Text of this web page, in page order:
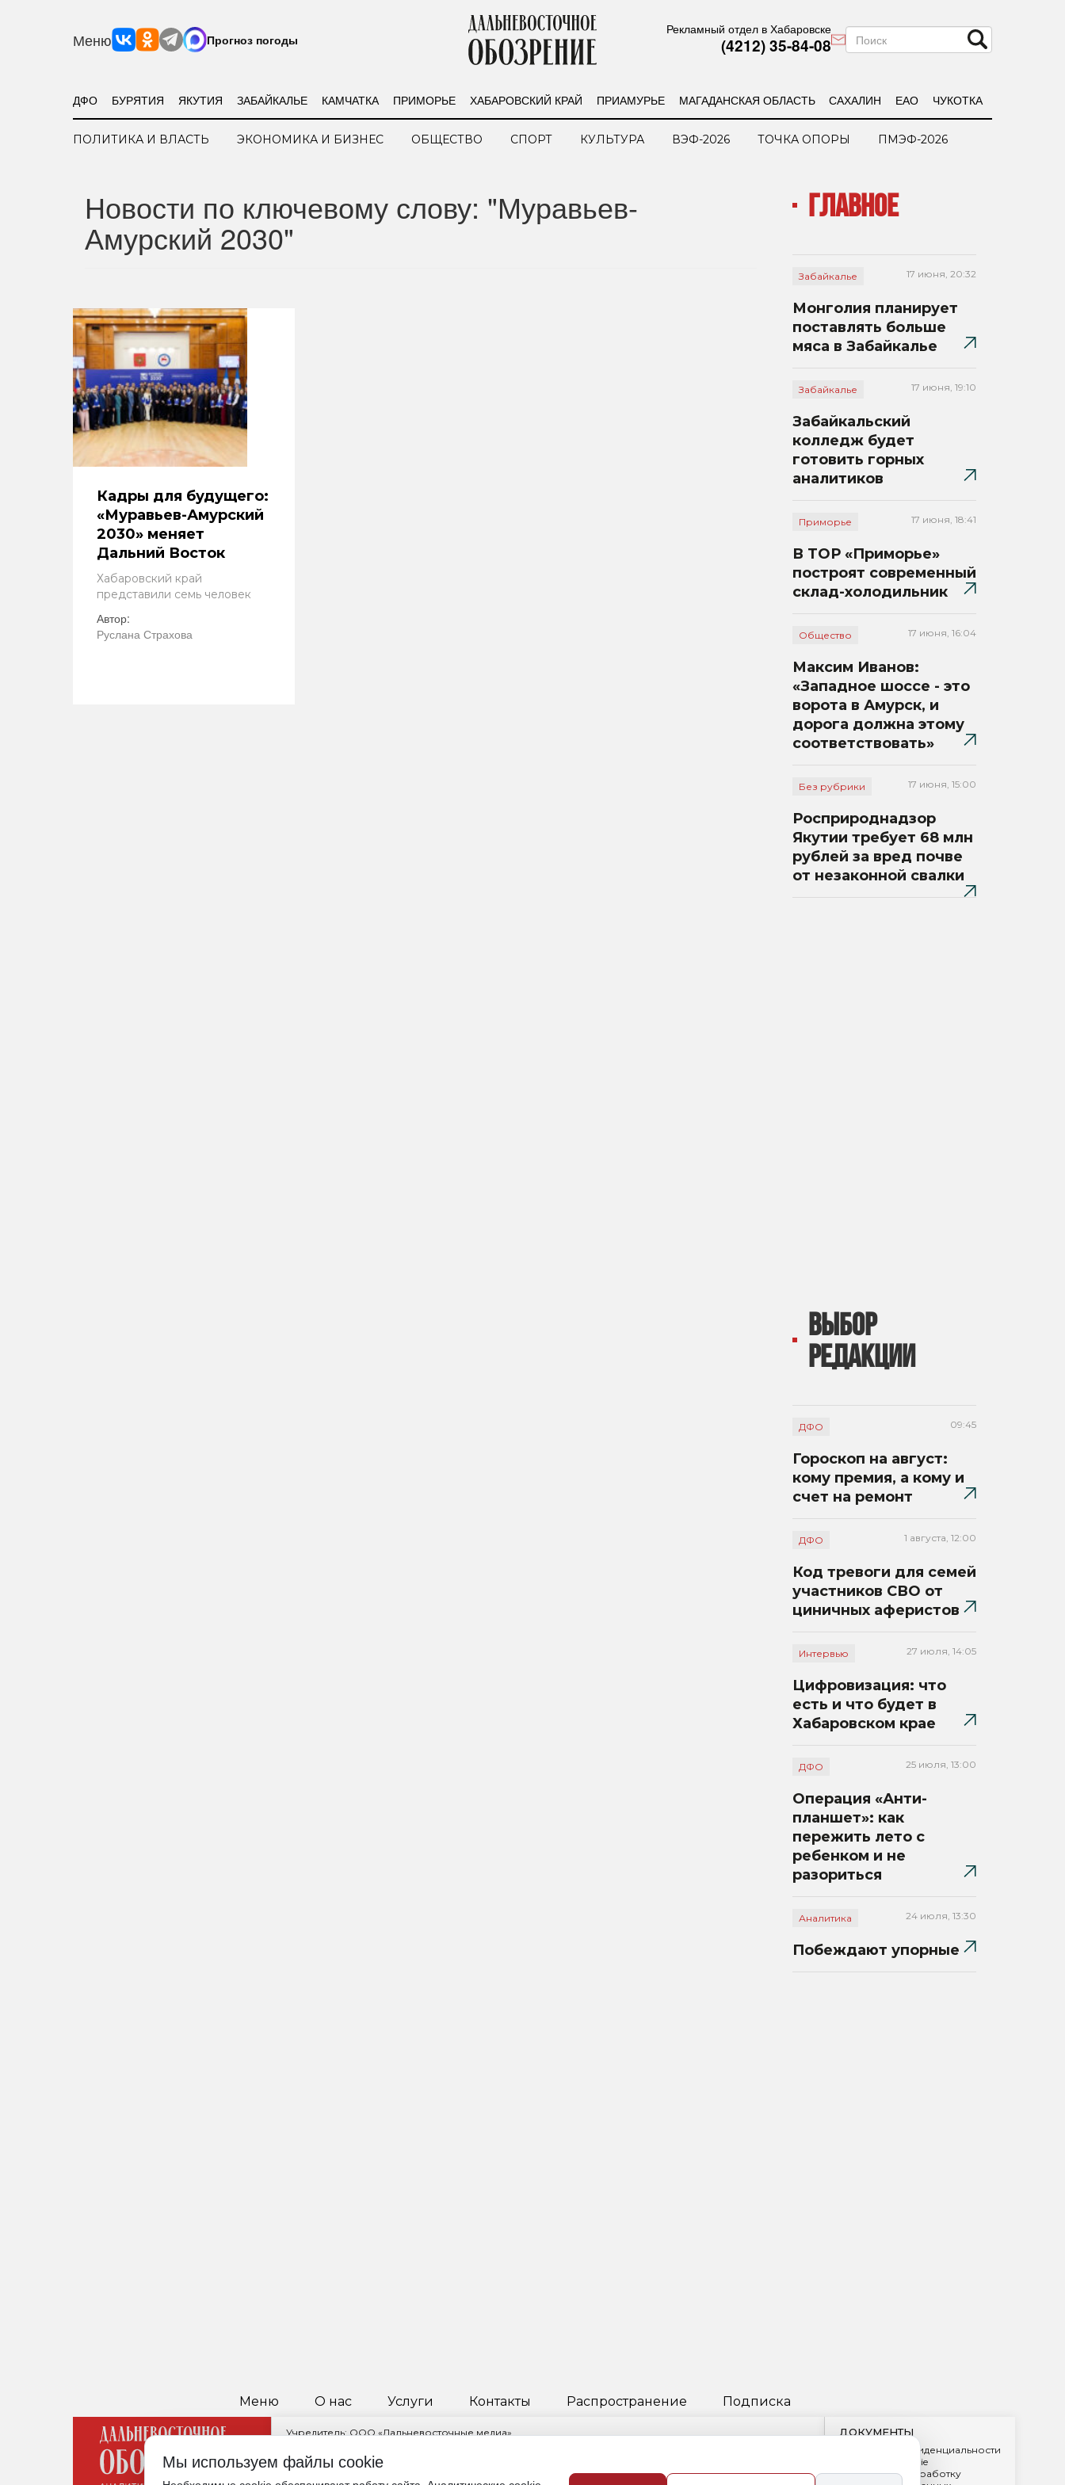
Меню Прогноз погоды
Рекламный отдел в Хабаровске
(4212) 35-84-08
ДФО БУРЯТИЯ ЯКУТИЯ ЗАБАЙКАЛЬЕ КАМЧАТКА ПРИМОРЬЕ ХАБАРОВСКИЙ КРАЙ ПРИАМУРЬЕ МАГАДАНСКАЯ ОБЛАСТЬ САХАЛИН ЕАО ЧУКОТКА
ПОЛИТИКА И ВЛАСТЬ ЭКОНОМИКА И БИЗНЕС ОБЩЕСТВО СПОРТ КУЛЬТУРА ВЭФ-2026 ТОЧКА ОПОРЫ ПМЭФ-2026
Новости по ключевому слову: "Муравьев-
Амурский 2030"
Кадры для будущего:
«Муравьев-Амурский
2030» меняет
Дальний Восток
Хабаровский край
представили семь человек
Автор:
Руслана Страхова
ГЛАВНОЕ
Забайкалье 17 июня, 20:32
Монголия планирует
поставлять больше
мяса в Забайкалье
Забайкалье 17 июня, 19:10
Забайкальский
колледж будет
готовить горных
аналитиков
Приморье 17 июня, 18:41
В ТОР «Приморье»
построят современный
склад-холодильник
Общество 17 июня, 16:04
Максим Иванов:
«Западное шоссе - это
ворота в Амурск, и
дорога должна этому
соответствовать»
Без рубрики 17 июня, 15:00
Росприроднадзор
Якутии требует 68 млн
рублей за вред почве
от незаконной свалки
ВЫБОР
РЕДАКЦИИ
ДФО 09:45
Гороскоп на август:
кому премия, а кому и
счет на ремонт
ДФО 1 августа, 12:00
Код тревоги для семей
участников СВО от
циничных аферистов
Интервью 27 июля, 14:05
Цифровизация: что
есть и что будет в
Хабаровском крае
ДФО 25 июля, 13:00
Операция «Анти-
планшет»: как
пережить лето с
ребенком и не
разориться
Аналитика 24 июля, 13:30
Побеждают упорные
Меню О нас Услуги Контакты Распространение Подписка
Учредитель: ООО «Дальневосточные медиа»
680021, Хабаровский край, г. Хабаровск, ул. Ленинградская, д. 53, корп. 2, помещ. 1/2
Редакция: +7 (421) 235-82-35,
info@obozdv.ru
ДОКУМЕНТЫ
Политика конфиденциальности
Обработка cookie
Согласие на обработку
Мы используем файлы cookie